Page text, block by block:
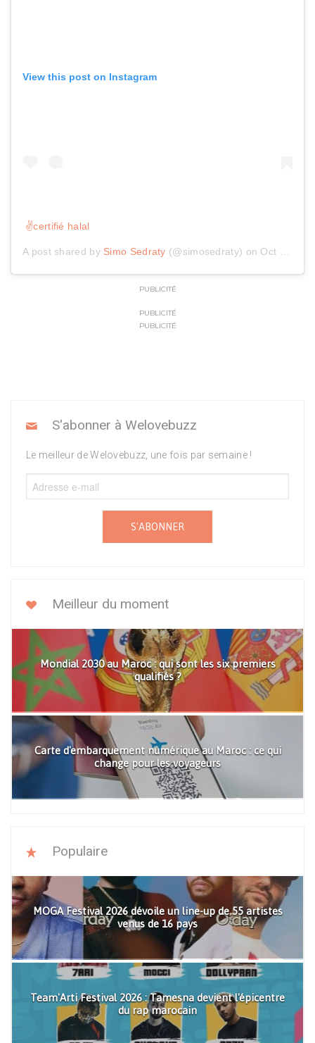
View this post on Instagram
✌️certifié halal
A post shared by Simo Sedraty (@simosedraty) on Oct 12, 2019 at 12:44pm PDT
PUBLICITÉ
PUBLICITÉ
PUBLICITÉ
S'abonner à Welovebuzz
Le meilleur de Welovebuzz, une fois par semaine !
S'ABONNER
Meilleur du moment
Mondial 2030 au Maroc : qui sont les six premiers
qualifiés ?
Carte d'embarquement numérique au Maroc : ce qui
change pour les voyageurs
Populaire
MOGA Festival 2026 dévoile un line-up de 55 artistes
venus de 16 pays
Team'Arti Festival 2026 : Tamesna devient l'épicentre
du rap marocain